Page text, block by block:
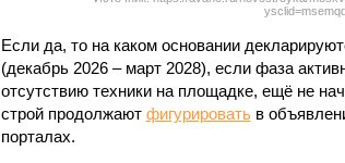
Если да, то на каком основании
(декабрь 2026 – март 2028), если фаза
отсутствию техники на площадке, ещё не
строй продолжают фигурироватьв
порталах.